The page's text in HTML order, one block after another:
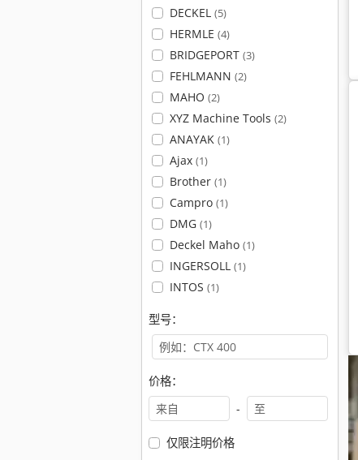
DECKEL (5)
HERMLE (4)
BRIDGEPORT (3)
FEHLMANN (2)
MAHO (2)
XYZ Machine Tools (2)
ANAYAK (1)
Ajax (1)
Brother (1)
Campro (1)
DMG (1)
Deckel Maho (1)
INGERSOLL (1)
INTOS (1)
型号：
价格：
-
仅限注明价格